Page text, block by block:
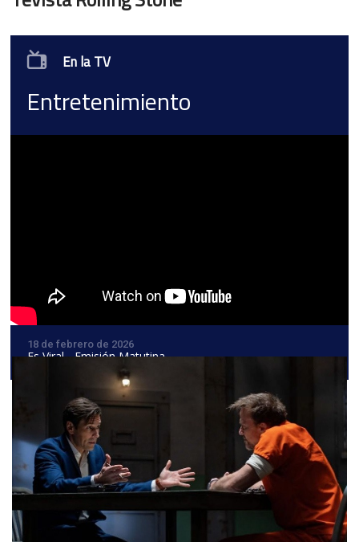
En la TV
Entretenimiento
18 de febrero de 2026
Es Viral - Emisión Matutina